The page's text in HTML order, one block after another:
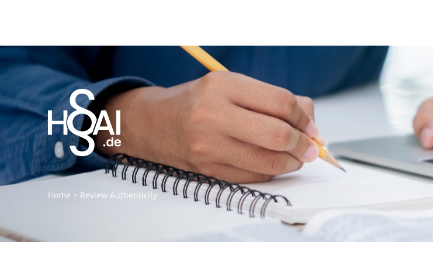
Home > Review Authenticity